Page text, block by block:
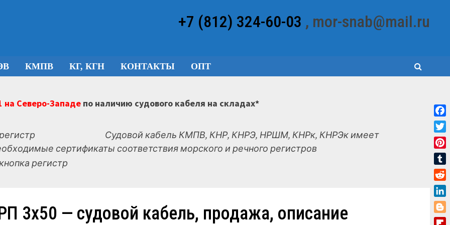
+7 (812) 324-60-03 , mor-snab@mail.ru
КМПВ КГ, КГН КОНТАКТЫ ОПТ
Северо-Западепо наличию судового кабеля на складах*
Судовой кабель КМПВ, КНР, КНРЭ, НРШМ, КНРк, КНРЭк имеет
сертификаты соответствия морского и речного регистров
3х50 — судовой кабель, продажа, описание